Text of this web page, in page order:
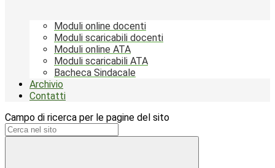
Moduli online docenti
Moduli scaricabili docenti
Moduli online ATA
Moduli scaricabili ATA
Bacheca Sindacale
Archivio
Contatti
Campo di ricerca per le pagine del sito